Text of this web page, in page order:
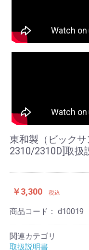
東和製（ビック
2310/2310D]取扱
￥3,300 税込
商品コード： d10019
関連カテゴリ
取扱説明書